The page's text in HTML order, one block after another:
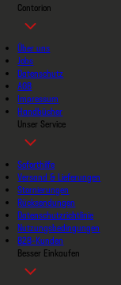
Contorion
Über uns
Jobs
Datenschutz
AGB
Impressum
Handbücher
Unser Service
Soforthilfe
Versand & Lieferungen
Stornierungen
Rücksendungen
Datenschutzrichtlinie
Nutzungsbedingungen
B2B-Kunden
Besser Einkaufen